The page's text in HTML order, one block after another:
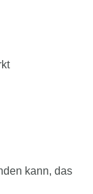
kann, das